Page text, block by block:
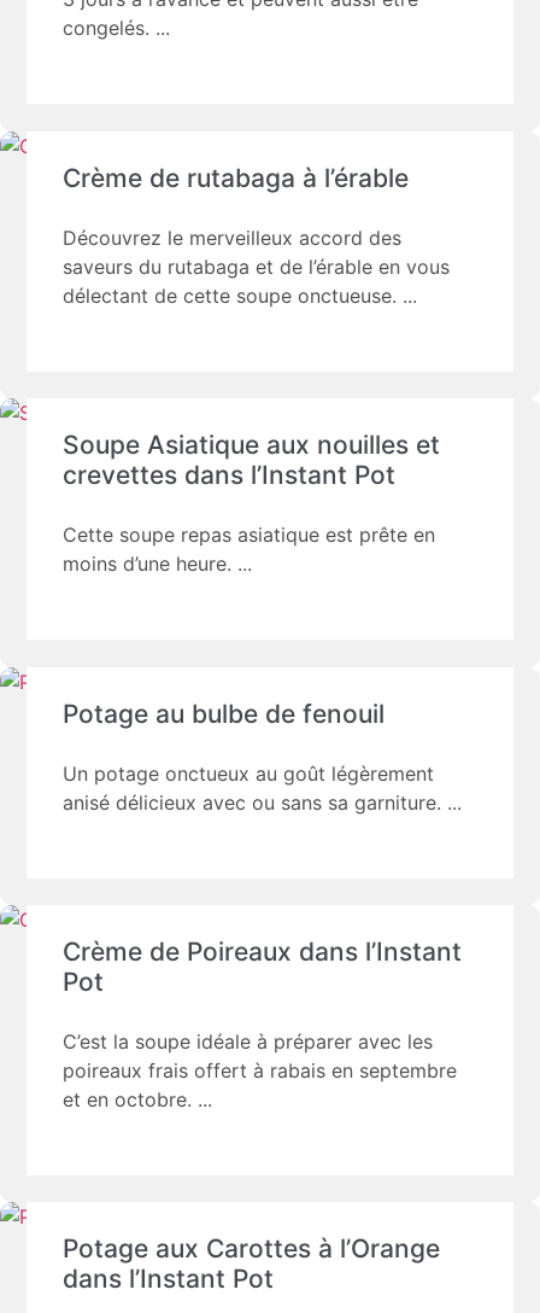
congelés.
Crème de rutabaga à l’érable
Découvrez le merveilleux accord des
saveurs du rutabaga et de l’érable en vous
délectant de cette soupe onctueuse.
Soupe Asiatique aux nouilles et
crevettes dans l’Instant Pot
Cette soupe repas asiatique est prête en
moins d’une heure.
Potage au bulbe de fenouil
Un potage onctueux au goût légèrement
anisé délicieux avec ou sans sa garniture.
Crème de Poireaux dans l’Instant
Pot
C’est la soupe idéale à préparer avec les
poireaux frais offert à rabais en septembre
et en octobre.
Potage aux Carottes à l’Orange
dans l’Instant Pot